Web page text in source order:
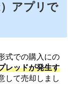
アプリで
式での購入にの
レッドが発生す
して売却しまし